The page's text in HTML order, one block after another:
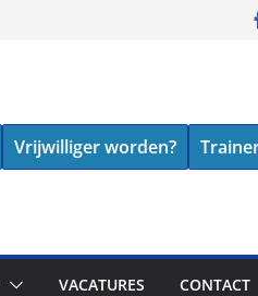
Vrijwilliger worden?
VACATURES CONTACT